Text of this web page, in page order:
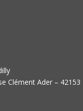
Clément Ader – 42153